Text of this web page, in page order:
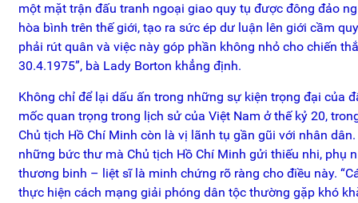
một mặt trận đấu tranh ngoại giao quy tụ được đông đảo
hòa bình trên thế giới, tạo ra sức ép dư luận lên giới cầm
phải rút quân và việc này góp phần không nhỏ cho chiến
30.4.1975”, bà Lady Borton khẳng định.
Không chỉ để lại dấu ấn trong những sự kiện trọng đại của
mốc quan trọng trong lịch sử của Việt Nam ở thế kỷ 20,
Chủ tịch Hồ Chí Minh còn là vị lãnh tụ gần gũi với nhân
những bức thư mà Chủ tịch Hồ Chí Minh gửi thiếu nhi, phụ
thương binh – liệt sĩ là minh chứng rõ ràng cho điều này.
thực hiện cách mạng giải phóng dân tộc thường gặp khó